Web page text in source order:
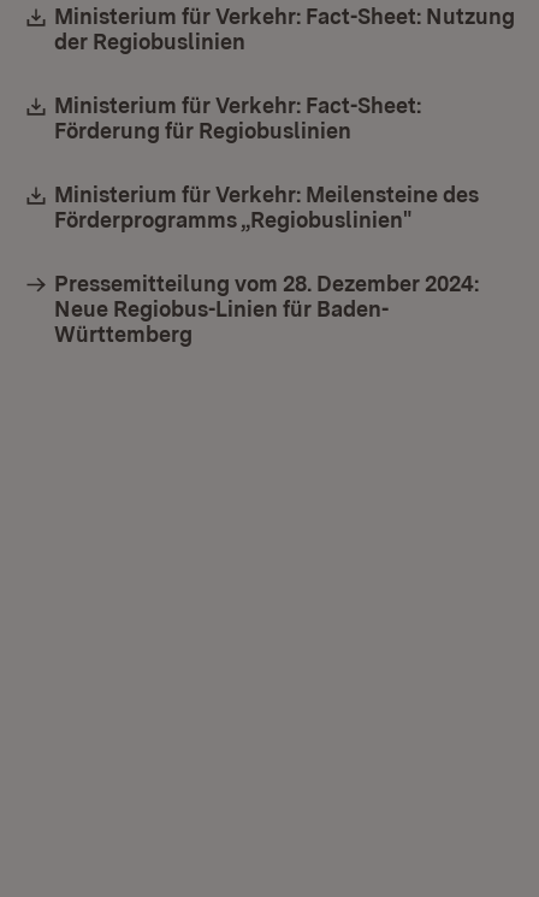
Download:
Ministerium für Verkehr: Fact-Sheet: Nutzung
der Regiobuslinien
Download:
Ministerium für Verkehr: Fact-Sheet:
Förderung für Regiobuslinien
Download:
Ministerium für Verkehr: Meilensteine des
Förderprogramms „Regiobuslinien"
Pressemitteilung vom 28. Dezember 2024:
Neue Regiobus-Linien für Baden-
Württemberg